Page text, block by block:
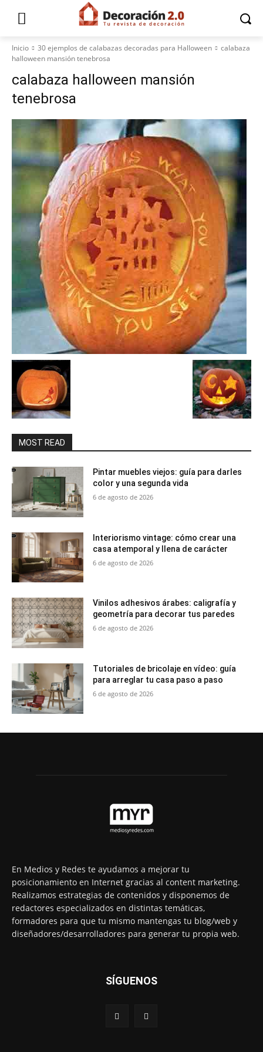
Inicio 30 ejemplos de calabazas decoradas para Halloween
calabaza
halloween mansión tenebrosa
calabaza halloween mansión
tenebrosa
MOST READ
Pintar muebles viejos: guía para darles
color y una segunda vida
6 de agosto de 2026
Interiorismo vintage: cómo crear una
casa atemporal y llena de carácter
6 de agosto de 2026
Vinilos adhesivos árabes: caligrafía y
geometría para decorar tus paredes
6 de agosto de 2026
Tutoriales de bricolaje en vídeo: guía
para arreglar tu casa paso a paso
6 de agosto de 2026
En Medios y Redes te ayudamos a mejorar tu
posicionamiento en Internet gracias al content marketing.
Realizamos estrategias de contenidos y disponemos de
redactores especializados en distintas temáticas,
formadores para que tu mismo mantengas tu blog/web y
diseñadores/desarrolladores para generar tu propia web.
SÍGUENOS